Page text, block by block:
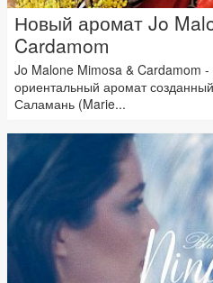
Новый аромат Jo
Cardamom
Jo Malone Mimosa & Cardamom -
ориентальный аромат
Саламань (Marie...